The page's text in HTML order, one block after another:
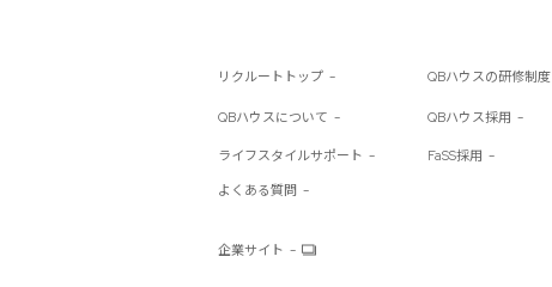
リクルートトップ
QBハウスについて
ライフスタイルサポート
QBハウスの研修制度
QBハウス採用
FaSS採用
よくある質問
企業サイト